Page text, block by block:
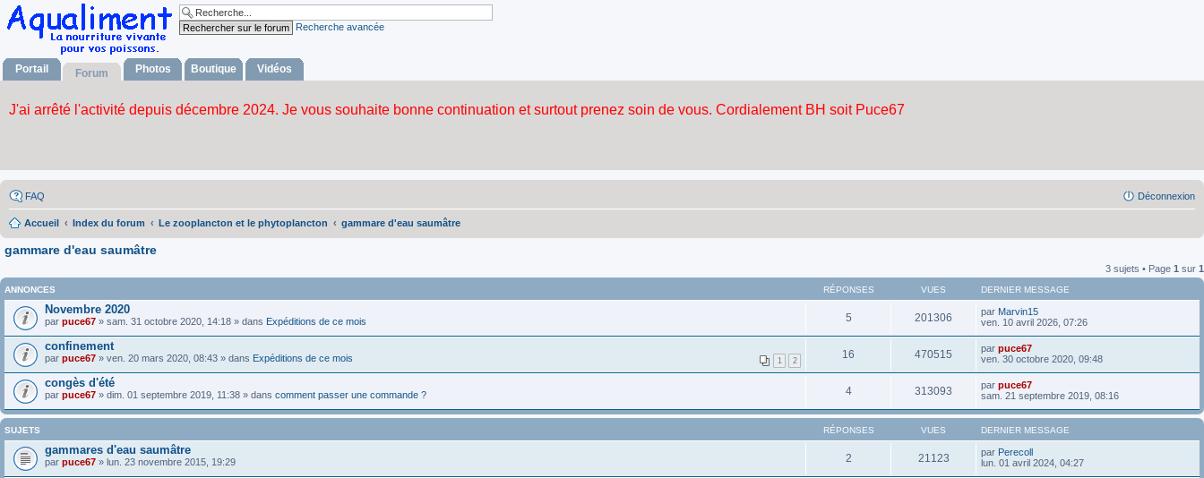
Recherche avancée
Portail Forum Photos Boutique Vidéos
FAQ Déconnexion
Accueil Index du forum Le zooplancton et le phytoplancton gammare d'eau saumâtre
gammare d'eau saumâtre
3 sujets • Page 1 sur 1
ANNONCES RÉPONSES VUES DERNIER MESSAGE
Novembre 2020
par puce67 » sam. 31 octobre 2020, 14:18 » dans Expéditions de ce mois 5 201306 par Marvin15
ven. 10 avril 2026, 07:26
confinement
1 2
par puce67 » ven. 20 mars 2020, 08:43 » dans Expéditions de ce mois 16 470515 par puce67
ven. 30 octobre 2020, 09:48
congès d'été
par puce67 » dim. 01 septembre 2019, 11:38 » dans comment passer une commande ? 4 313093 par puce67
sam. 21 septembre 2019, 08:16
SUJETS RÉPONSES VUES DERNIER MESSAGE
gammares d'eau saumâtre
par puce67 » lun. 23 novembre 2015, 19:29 2 21123 par Perecoll
lun. 01 avril 2024, 04:27